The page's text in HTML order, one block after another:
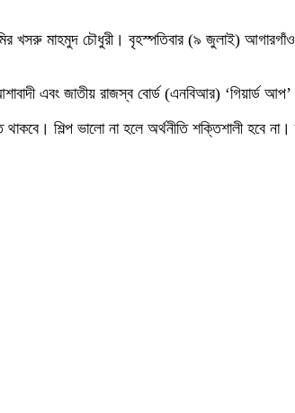
খসরু মাহমুদ চৌধুরী। বৃহস্পতিবার (৯ জুলাই)
এবং জাতীয় রাজস্ব বোর্ড (এনবিআর) ‘গিয়ার্ড
শিল্প ভালো না হলে অর্থনীতি শক্তিশালী হবে